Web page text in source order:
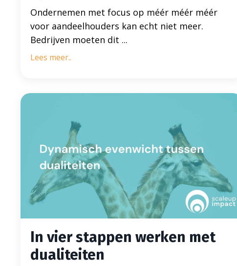
Ondernemen met focus op méér méér méér
voor aandeelhouders kan echt niet meer.
Bedrijven moeten dit ...
Lees meer..
In vier stappen werken met
dualiteiten